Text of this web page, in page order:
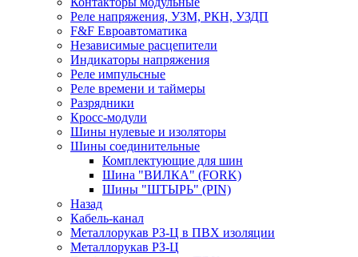
Реле напряжения, УЗМ, РКН, УЗДП
F&F Евроавтоматика
Независимые расцепители
Индикаторы напряжения
Реле импульсные
Реле времени и таймеры
Разрядники
Кросс-модули
Шины нулевые и изоляторы
Шины соединительные
Комплектующие для шин
Шина "ВИЛКА" (FORK)
Шины "ШТЫРЬ" (PIN)
Назад
Кабель-канал
Металлорукав РЗ-Ц в ПВХ изоляции
Металлорукав РЗ-Ц